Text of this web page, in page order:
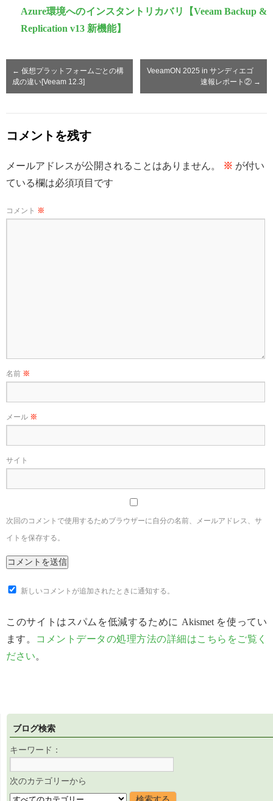
Azure環境へのインスタントリカバリ【Veeam Backup &
Replication v13 新機能】
← 仮想プラットフォームごとの構
成の違い[Veeam 12.3]
VeeamON 2025 in サンディエゴ
速報レポート② →
コメントを残す
メールアドレスが公開されることはありません。 ※ が付い
ている欄は必須項目です
コメント ※
名前 ※
メール ※
サイト
次回のコメントで使用するためブラウザーに自分の名前、メールアドレス、サ
イトを保存する。
新しいコメントが追加されたときに通知する。
このサイトはスパムを低減するために Akismet を使ってい
ます。 コメントデータの処理方法の詳細はこちらをご覧く
ださい。
ブログ検索
キーワード：
次のカテゴリーから